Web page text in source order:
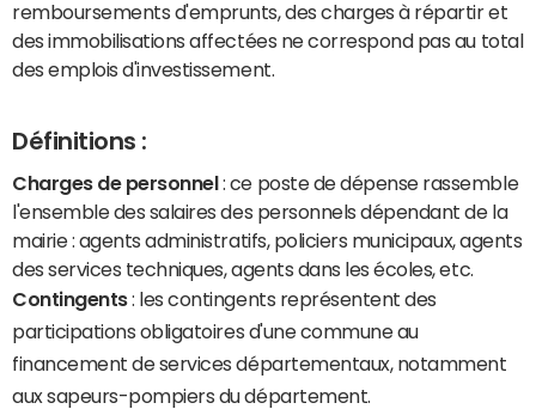
remboursements d'emprunts, des charges à répartir et
des immobilisations affectées ne correspond pas au total
des emplois d'investissement.
Définitions :
Charges de personnel : ce poste de dépense rassemble
l'ensemble des salaires des personnels dépendant de la
mairie : agents administratifs, policiers municipaux, agents
des services techniques, agents dans les écoles, etc.
Contingents: les contingents représentent des
participations obligatoires d'une commune au
financement de services départementaux, notamment
aux sapeurs-pompiers du département.